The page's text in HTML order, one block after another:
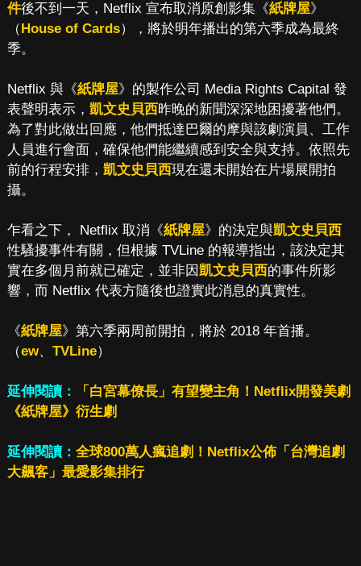
件後不到一天，Netflix 宣布取消原創影集《紙牌屋》
（House of Cards），將於明年播出的第六季成為最終
季。
Netflix 與《紙牌屋》的製作公司 Media Rights Capital 發
表聲明表示， 凱文史貝西昨晚的新聞深深地困擾著他們。
為了對此做出回應，他們抵達巴爾的摩與該劇演員、工作
人員進行會面，確保他們能繼續感到安全與支持。依照先
前的行程安排， 凱文史貝西現在還未開始在片場展開拍
攝。
乍看之下， Netflix 取消《紙牌屋》的決定與凱文史貝西
性騷擾事件有關，但根據 TVLine 的報導指出，該決定其
實在多個月前就已確定，並非因凱文史貝西的事件所影
響，而 Netflix 代表方隨後也證實此消息的真實性。
《紙牌屋》第六季兩周前開拍，將於 2018 年首播。
（ew、 TVLine）
延伸閱讀：
「白宮幕僚長」有望變主角！Netflix開發美劇
《紙牌屋》衍生劇
延伸閱讀： 全球800萬人瘋追劇！Netflix公佈「台灣追劇
大飆客」最愛影集排行